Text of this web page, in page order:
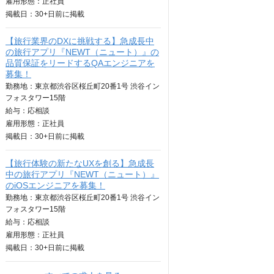
掲載日： 30+日 前に掲載
【旅行業界のDXに挑戦する】急成長中
の旅行アプリ『NEWT（ニュート）』の
品質保証をリードするQAエンジニアを
募集！
勤務地：東京都渋谷区桜丘町20番1号 渋谷イン
フォスタワー15階
給与： 応相談
雇用形態：正社員
掲載日： 30+日 前に掲載
【旅行体験の新たなUXを創る】急成長
中の旅行アプリ『NEWT（ニュート）』
のiOSエンジニアを募集！
勤務地：東京都渋谷区桜丘町20番1号 渋谷イン
フォスタワー15階
給与： 応相談
雇用形態：正社員
掲載日： 30+日 前に掲載